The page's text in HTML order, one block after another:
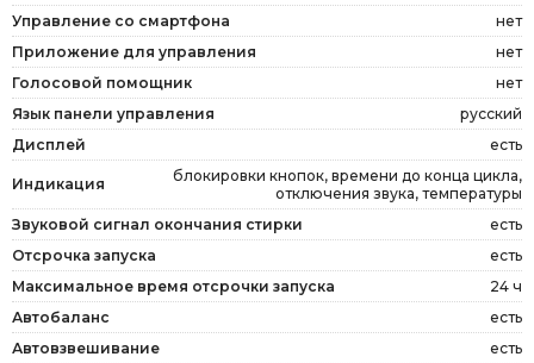
Управление со смартфона
нет
Приложение для управления
нет
Голосовой помощник
нет
Язык панели управления
русский
Дисплей
есть
Индикация
блокировки кнопок, времени до конца цикла,
отключения звука, температуры
Звуковой сигнал окончания стирки
есть
Отсрочка запуска
есть
Максимальное время отсрочки запуска
24 ч
Автобаланс
есть
Автовзвешивание
есть